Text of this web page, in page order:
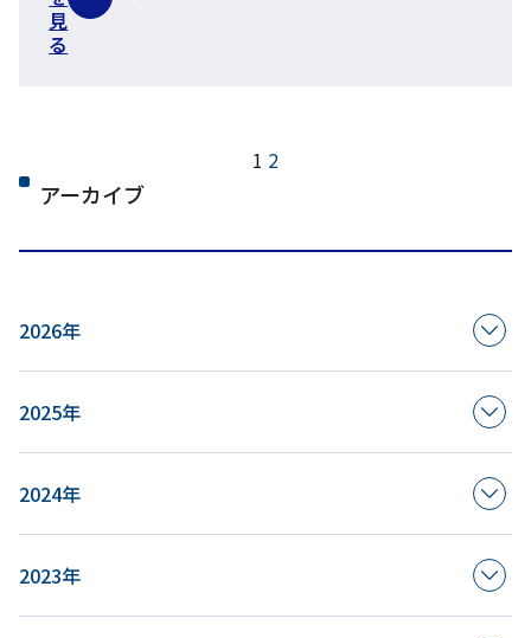
見
る
ペ
ー
ジ
ネ
ー
シ
ョ
ン
1 2次
アーカイブ
2026年
2025年
2024年
2023年